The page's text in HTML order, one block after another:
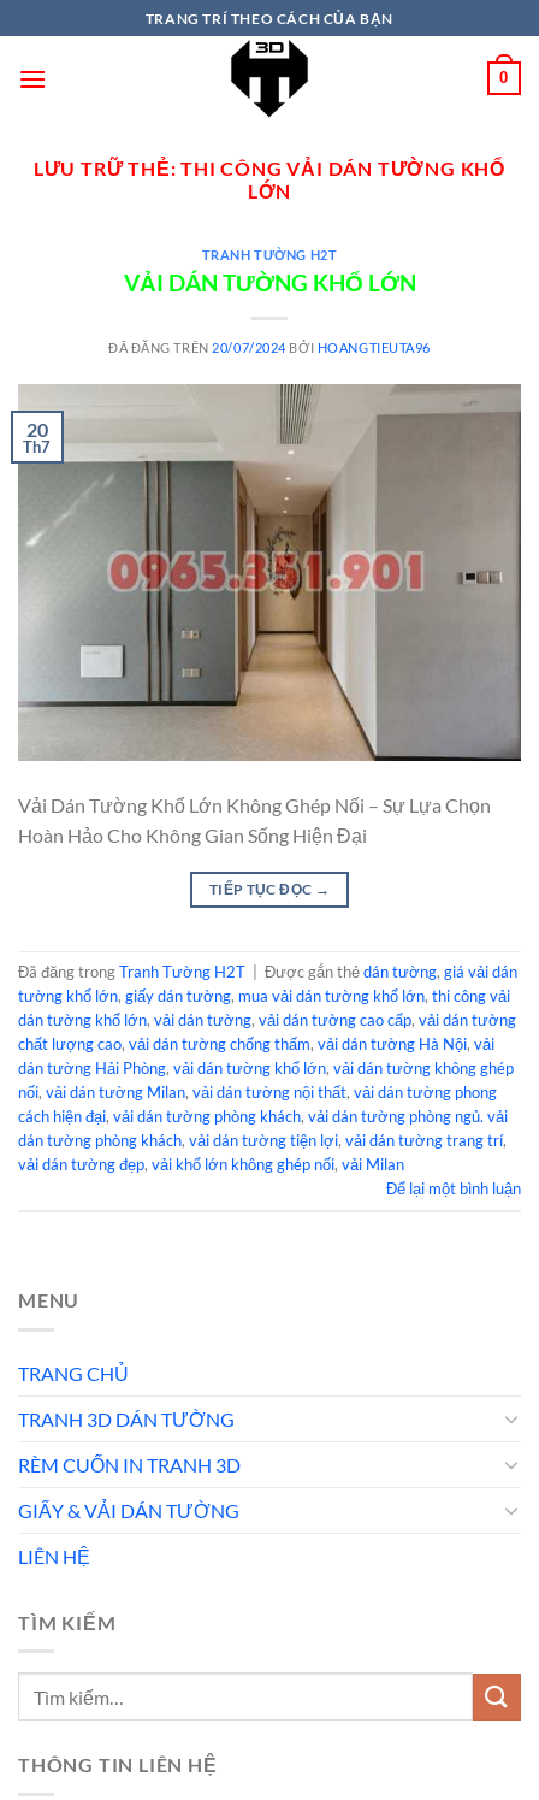
TRANG TRÍ THEO CÁCH CỦA BẠN
0
LƯU TRỮ THẺ:THI CÔNG VẢI DÁN TƯỜNG KHỔ
LỚN
TRANH TƯỜNG H2T
VẢI DÁN TƯỜNG KHỔ LỚN
ĐÃ ĐĂNG TRÊN 20/07/2024 BỞI HOANGTIEUTA96
20
Th7
Vải Dán Tường Khổ Lớn Không Ghép Nối – Sự Lựa Chọn
Hoàn Hảo Cho Không Gian Sống Hiện Đại
TIẾP TỤC ĐỌC →
Đã đăng trongTranh Tường H2T Được gắn thẻdán tường, giá vải dán
tường khổ lớn, giấy dán tường, mua vải dán tường khổ lớn, thi công vải
dán tường khổ lớn, vải dán tường, vải dán tường cao cấp, vải dán tường
chất lượng cao, vải dán tường chống thấm, vải dán tường Hà Nội, vải
dán tường Hải Phòng, vải dán tường khổ lớn, vải dán tường không ghép
nối, vải dán tường Milan, vải dán tường nội thất, vải dán tường phong
cách hiện đại, vải dán tường phòng khách, vải dán tường phòng ngủ. vải
dán tường phòng khách, vải dán tường tiện lợi, vải dán tường trang trí,
vải dán tường đẹp, vải khổ lớn không ghép nối, vải Milan
Để lại một bình luận
MENU
TRANG CHỦ
TRANH 3D DÁN TƯỜNG
RÈM CUỐN IN TRANH 3D
GIẤY & VẢI DÁN TƯỜNG
LIÊN HỆ
TÌM KIẾM
THÔNG TIN LIÊN HỆ